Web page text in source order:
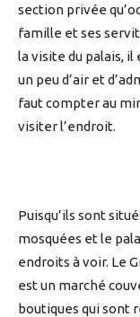
section privée
famille et ses
la visite du palais,
un peu d’air et
faut compter au
visiter l’endroit.
Puisqu’ils sont
mosquées et le
endroits à voir. Le
est un marché
boutiques qui sont